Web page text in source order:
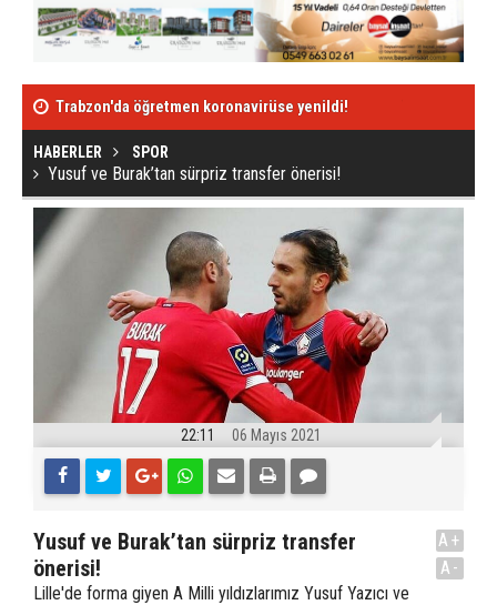
Yusuf ve Burak’tan sürpriz transfer önerisi!
HABERLER SPOR
Yusuf ve Burak’tan sürpriz transfer önerisi!
22:11 06 Mayıs 2021
Yusuf ve Burak’tan sürpriz transfer
önerisi!
Lille'de forma giyen A Milli yıldızlarımız Yusuf Yazıcı ve
A+
A-